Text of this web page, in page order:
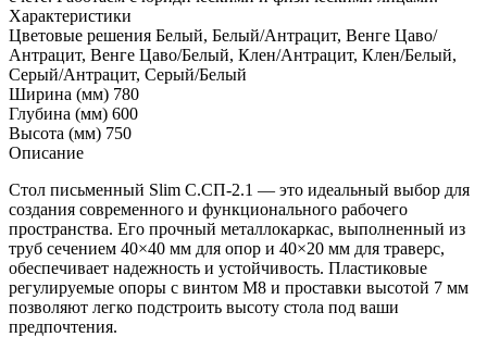
Характеристики
Цветовые решения Белый, Белый/Антрацит, Венге Цаво/
Антрацит, Венге Цаво/Белый, Клен/Антрацит, Клен/Белый,
Серый/Антрацит, Серый/Белый
Ширина (мм) 780
Глубина (мм) 600
Высота (мм) 750
Описание
Стол письменный Slim С.СП-2.1 — это идеальный выбор для
создания современного и функционального рабочего
пространства. Его прочный металлокаркас, выполненный из
труб сечением 40×40 мм для опор и 40×20 мм для траверс,
обеспечивает надежность и устойчивость. Пластиковые
регулируемые опоры с винтом М8 и проставки высотой 7 мм
позволяют легко подстроить высоту стола под ваши
предпочтения.